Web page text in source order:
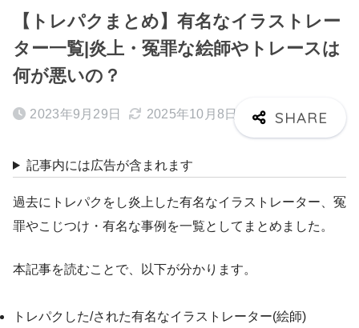
【トレパクまとめ】有名なイラストレー
ター一覧|炎上・冤罪な絵師やトレースは
何が悪いの？
2023年9月29日 2025年10月8日
記事内には広告が含まれます
過去にトレパクをし炎上した有名なイラストレーター、冤
罪やこじつけ・有名な事例を一覧としてまとめました。
本記事を読むことで、以下が分かります。
トレパクした/された有名なイラストレーター(絵師)